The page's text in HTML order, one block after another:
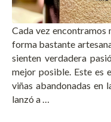
Cada vez encontramos
forma bastante
sienten verdadera
mejor posible. Este es
viñas abandonadas en
lanzó a …